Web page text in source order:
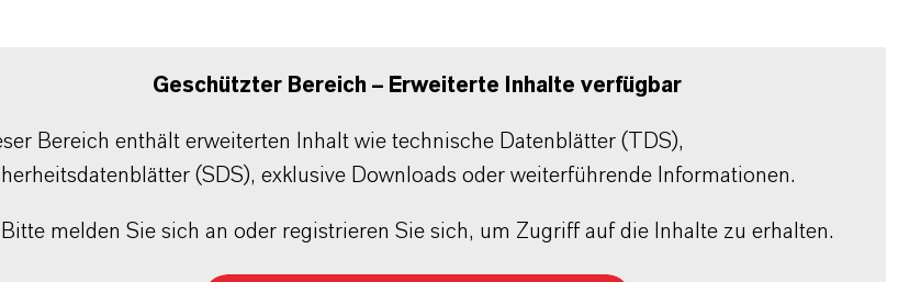
Geschützter Bereich – Erweiterte Inhalte verfügbar
Bereich enthält erweiterten Inhalt wie technische Datenblätter (TDS),
(SDS), exklusive Downloads oder weiterführende Informationen.
Bitte melden Sie sich an oder registrieren Sie sich, um Zugriff auf die Inhalte zu erhalten.